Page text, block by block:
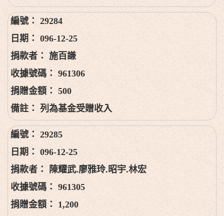
29284
096-12-25
施百謙
961306
500
列為基金受贈收入
29285
096-12-25
陳耀武.廖雅玲.昭宇.林宏
961305
1,200